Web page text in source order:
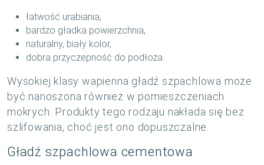
łatwość urabiania,
bardzo gładka powierzchnia,
naturalny, biały kolor,
dobra przyczepność do podłoża.
Wysokiej klasy wapienna gładź szpachlowa może
być nanoszona również w pomieszczeniach
mokrych. Produkty tego rodzaju nakłada się bez
szlifowania, choć jest ono dopuszczalne.
Gładź szpachlowa cementowa